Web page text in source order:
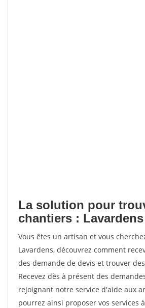
La solution pour
chantiers : Lavardens
Vous êtes un artisan et vous
Lavardens, découvrez comment
des demande de devis et trouver
Recevez dès à présent des
rejoignant notre service d'aide aux
pourrez ainsi proposer vos services